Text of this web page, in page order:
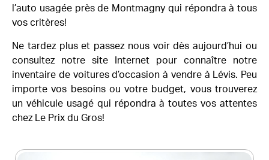
l’auto usagée près de Montmagny qui répondra à tous
vos critères!
Ne tardez plus et passez nous voir dès aujourd’hui ou
consultez notre site Internet pour connaître notre
inventaire de voitures d’occasion à vendre à Lévis. Peu
importe vos besoins ou votre budget, vous trouverez
un véhicule usagé qui répondra à toutes vos attentes
chez Le Prix du Gros!